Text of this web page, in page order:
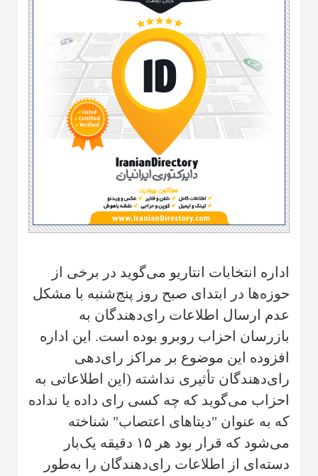
اداره انتخابات انتاریو می‌گوید در برخی از
حوزه‌ها در ابتدای صبح روز پنج‌شنبه با مشکل
عدم ارسال اطلاعات رای‌دهندگان به
بازرسان احزاب روبرو بوده است. این اداره
افزوده این موضوع بر مراکز رای‌دهی
رای‌دهندگان تأثیری نداشته (این اطلاعاتی به
احزاب می‌گوید که چه کسی رای داده یا نداده
که به عنوان "دیتاهای اعتصاب" شناخته
می‌شود که قرار بود هر ۱۵ دقیقه یک‌بار
دسته‌ای از اطلاعات رای‌دهندگان را به‌طور